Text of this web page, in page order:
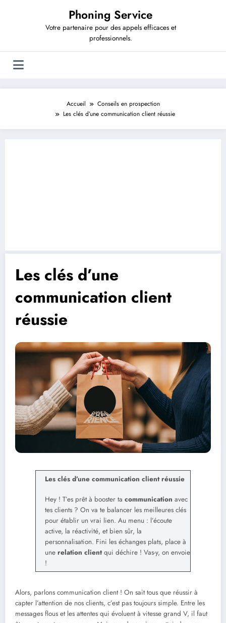
Phoning Service
Votre partenaire pour des appels efficaces et
professionnels.
Accueil
Conseils en prospection
Les clés d’une communication client réussie
Les clés d’une
communication client
réussie
Les clés d’une communication client réussie
Hey ! T’es prêt à booster ta communication avec
tes clients ? On va te balancer les meilleures clés
pour établir un vrai lien. Au menu : l’écoute
active, la réactivité, et bien sûr, la
personnalisation. Fini les échanges plats, place à
une relation clientqui déchire ! Vas-y, on envoie
!
Alors, parlons communication client ! On sait tous que réussir à
capter l’attention de nos clients, c’est pas toujours simple. Entre les
messages flous et les attentes qui évoluent à vitesse grand V, il faut